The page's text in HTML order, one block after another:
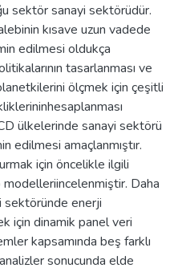
sektör sanayi sektörüdür.
kısave uzun vadede
edilmesi oldukça
tasarlanması ve
ölçmek için çeşitli
ülkelerinde sanayi sektörü
edilmesi amaçlanmıştır.
için öncelikle ilgili
Daha
sektöründe enerji
için dinamik panel veri
kapsamında beş farklı
sonucunda elde